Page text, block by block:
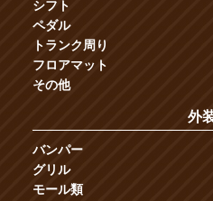
シフト
ペダル
トランク周り
フロアマット
その他
外
バンパー
グリル
モール類